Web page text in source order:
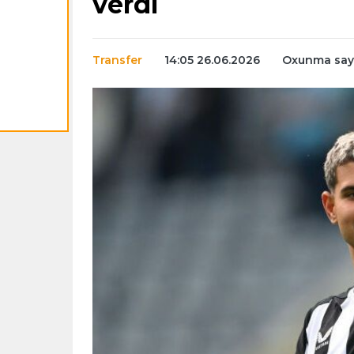
Transfer 14:05 26.06.2026 Oxunma